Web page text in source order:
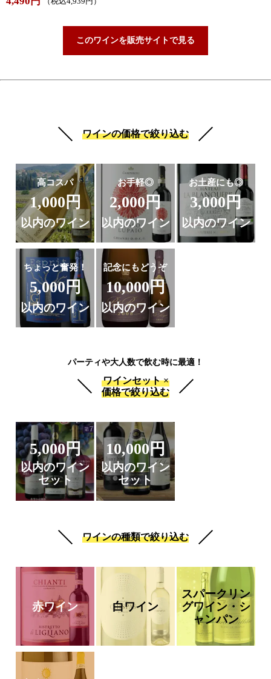
このワインを販売サイトで見る
ワインの価格で絞り込む
高コスパ
1,000円
以内のワイン
お手軽◎
2,000円
以内のワイン
お土産にも◎
3,000円
以内のワイン
ちょっと奮発！
5,000円
以内のワイン
記念にもどうぞ
10,000円
以内のワイン
パーティや大人数で飲む時に最適！
ワインセット ×
価格で絞り込む
5,000円
以内のワイン
セット
10,000円
以内のワイン
セット
ワインの種類で絞り込む
赤ワイン 白ワイン
スパークリン
グワイン・シ
ャンパン